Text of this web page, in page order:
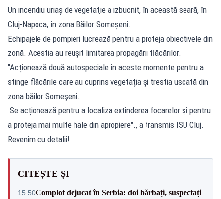
Un incendiu uriaş de vegetaţie a izbucnit, în această seară, în
Cluj-Napoca, în zona Băilor Someşeni.
Echipajele de pompieri lucrează pentru a proteja obiectivele din
zonă. Acestia au reușit limitarea propagării flăcărilor.
"Acționează două autospeciale în aceste momente pentru a
stinge flăcările care au cuprins vegetația și trestia uscată din
zona băilor Someșeni.
Se acționează pentru a localiza extinderea focarelor și pentru
a proteja mai multe hale din apropiere"., a transmis ISU Cluj.
Revenim cu detalii!
CITEȘTE ȘI
15:50Complot dejucat în Serbia: doi bărbați, suspectați